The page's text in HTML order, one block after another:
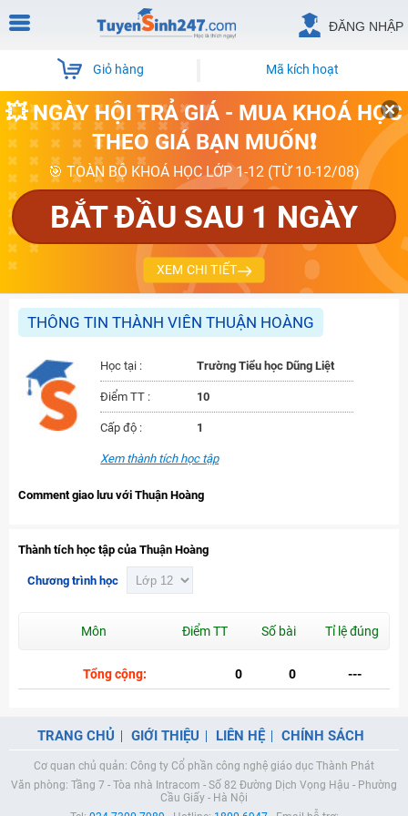
ĐĂNG NHẬP
Giỏ hàng Mã kích hoạt
💥 NGÀY HỘI TRẢ GIÁ - MUA KHOÁ HỌC
THEO GIÁ BẠN MUỐN❗
🎯 TOÀN BỘ KHOÁ HỌC LỚP 1-12 (TỪ 10-12/08)
BẮT ĐẦU SAU 1 NGÀY
XEM CHI TIẾT
THÔNG TIN THÀNH VIÊN THUẬN HOÀNG
Học tại : Trường Tiểu học Dũng Liệt
Điểm TT : 10
Cấp độ : 1
Xem thành tích học tập
Comment giao lưu với Thuận Hoàng
Thành tích học tập của Thuận Hoàng
Chương trình học
Môn Điểm TT Số bài Tỉ lệ đúng
Tổng cộng: 0 0 ---
TRANG CHỦ GIỚI THIỆU LIÊN HỆ CHÍNH SÁCH
Cơ quan chủ quản: Công ty Cổ phần công nghệ giáo dục Thành Phát
Văn phòng: Tầng 7 - Tòa nhà Intracom - Số 82 Đường Dịch Vọng Hậu - Phường
Cầu Giấy - Hà Nội